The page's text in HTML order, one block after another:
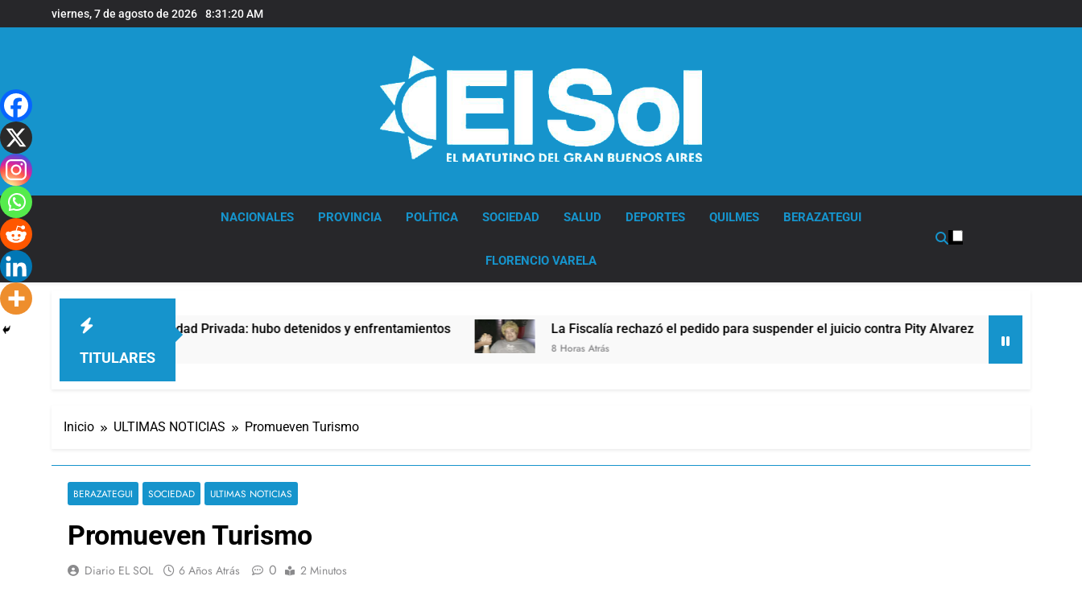
al
viernes, 7 de agosto de 2026 8:31:21 AM
NACIONALES PROVINCIA POLÍTICA SOCIEDAD SALUD DEPORTES QUILMES BERAZATEGUI
FLORENCIO VARELA
TITULARES
la Ley de Propiedad Privada: hubo detenidos y enfrentamientos La Fiscalía rechazó el pedido para suspender el juicio contra Pity Alvarez
8 Horas Atrás
Inicio ULTIMAS NOTICIAS Promueven Turismo
BERAZATEGUI SOCIEDAD ULTIMAS NOTICIAS
Promueven Turismo
Diario EL SOL 6 Años Atrás 0 2 Minutos